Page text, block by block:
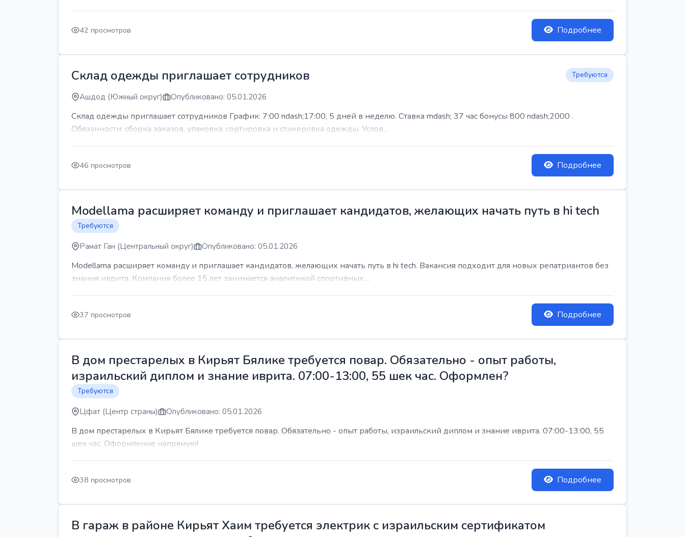
42 просмотров Подробнее
Склад одежды приглашает сотрудников Требуются
Ашдод (Южный округ) Опубликовано: 05.01.2026
Склад одежды приглашает сотрудников График: 7:00 ndash;17:00, 5 дней в неделю. Ставка mdash; 37 час бонусы 800 ndash;2000 .
Обязанности: сборка заказов, упаковка, сортировка и стикеровка одежды. Услов...
46 просмотров Подробнее
Modellama расширяет команду и приглашает кандидатов, желающих начать путь в hi tech
Требуются
Рамат Ган (Центральный округ) Опубликовано: 05.01.2026
Modellama расширяет команду и приглашает кандидатов, желающих начать путь в hi tech. Вакансия подходит для новых репатриантов без
знания иврита. Компания более 15 лет занимается аналитикой спортивных ...
37 просмотров Подробнее
В дом престарелых в Кирьят Бялике требуется повар. Обязательно - опыт работы,
израильский диплом и знание иврита. 07:00-13:00, 55 шек час. Оформлен?
Требуются
Цфат (Центр страны) Опубликовано: 05.01.2026
В дом престарелых в Кирьят Бялике требуется повар. Обязательно - опыт работы, израильский диплом и знание иврита. 07:00-13:00, 55
шек час. Оформление напрямую!
38 просмотров Подробнее
В гараж в районе Кирьят Хаим требуется электрик с израильским сертификатом